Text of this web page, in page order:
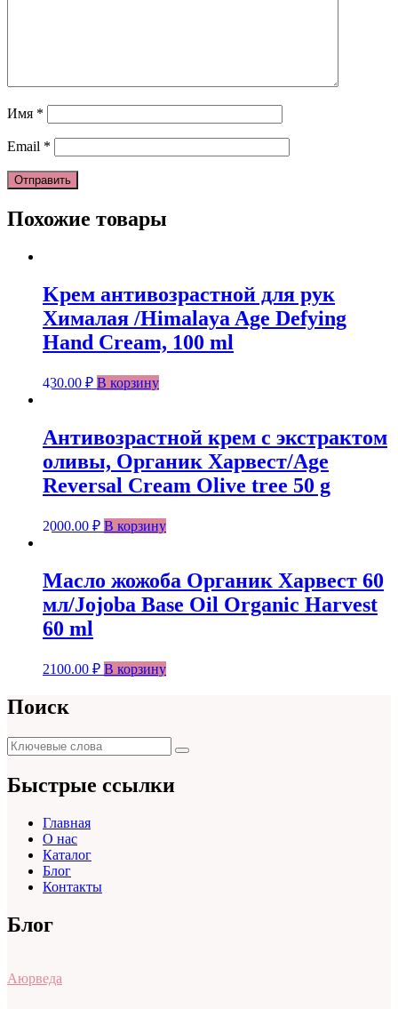
Имя *
Email *
Похожие товары
Kрем антивозрастной для рук
Хималая /Himalaya Age Defying
Hand Cream, 100 ml
430.00 ₽ В корзину
Антивозрастной крем с экстрактом
оливы, Органик Харвест/Age
Reversal Cream Olive tree 50 g
2000.00 ₽ В корзину
Масло жожоба Органик Харвест 60
мл/Jojoba Base Oil Organic Harvest
60 ml
2100.00 ₽ В корзину
Поиск
Поиск
для:
Поиск
Быстрые ссылки
Главная
О нас
Каталог
Блог
Контакты
Блог
Аюрведа